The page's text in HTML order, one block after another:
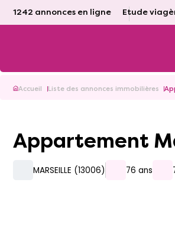
1242 annonces en ligne Etude
Accueil Liste des annonces immobilières
Appartement
MARSEILLE (13006) 76 ans